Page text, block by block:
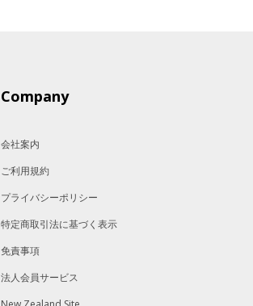
Company
会社案内
ご利用規約
プライバシーポリシー
特定商取引法に基づく表示
免責事項
法人会員サービス